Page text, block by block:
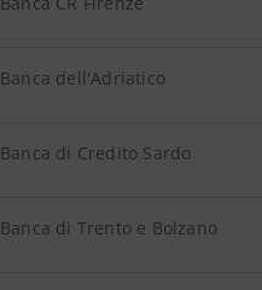
Banca dell'Adriatico
Banca di Credito Sardo
Banca di Trento e Bolzano